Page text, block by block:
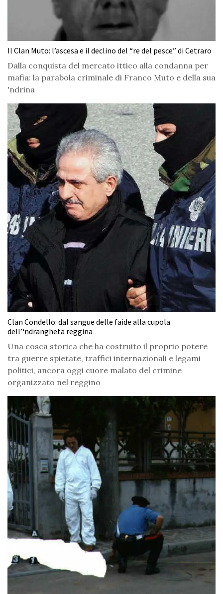
Il Clan Muto: l’ascesa e il declino del “re del pesce” di Cetraro
Dalla conquista del mercato ittico alla condanna per
mafia: la parabola criminale di Franco Muto e della sua
'ndrina
Clan Condello: dal sangue delle faide alla cupola
dell’‘ndrangheta reggina
Una cosca storica che ha costruito il proprio potere
tra guerre spietate, traffici internazionali e legami
politici, ancora oggi cuore malato del crimine
organizzato nel reggino